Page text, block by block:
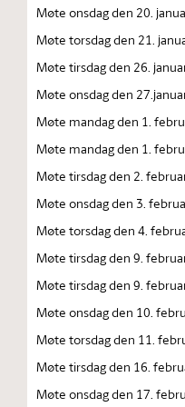
Møte onsdag den 20.
Møte torsdag den 21.
Møte tirsdag den 26.
Møte onsdag den
Møte mandag den 1.
Møte mandag den 1.
Møte tirsdag den 2.
Møte onsdag den 3.
Møte torsdag den 4.
Møte tirsdag den 9.
Møte tirsdag den 9.
Møte onsdag den 10.
Møte torsdag den 11.
Møte tirsdag den 16.
Møte onsdag den 17.